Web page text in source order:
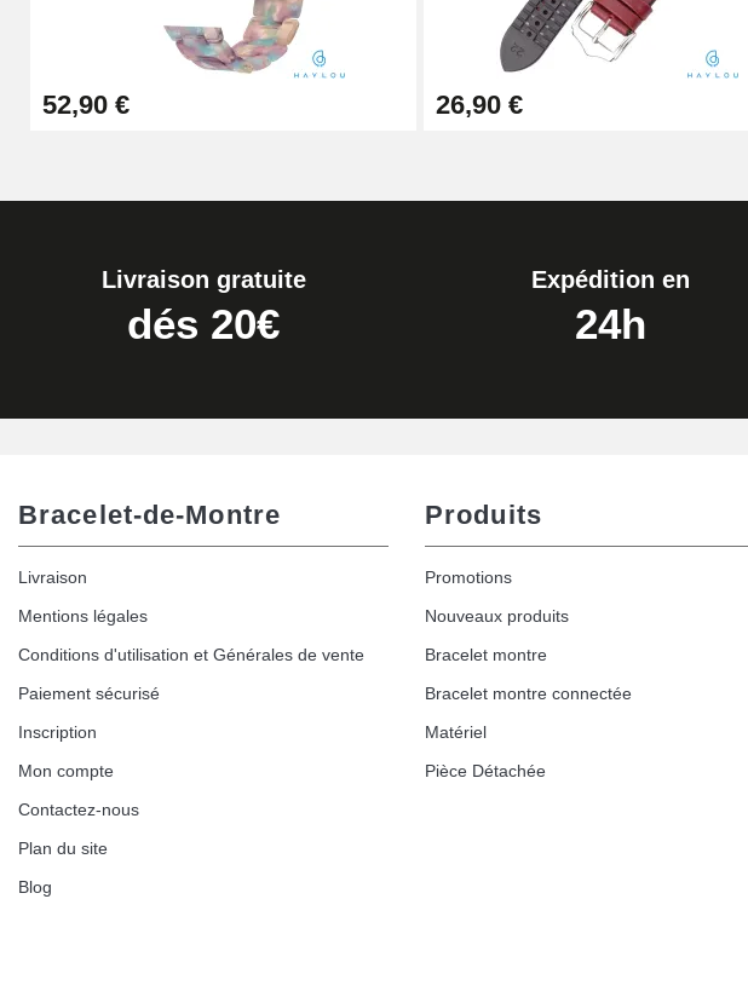
Extracteur de Bracelet de Montre Facile
52,90 € 26,90 €
Livraison gratuite
dés 20€
Expédition en
24h
Bracelet-de-Montre
Livraison
Mentions légales
Conditions d'utilisation et Générales de vente
Paiement sécurisé
Inscription
Mon compte
Contactez-nous
Plan du site
Blog
Produits
Promotions
Nouveaux produits
Bracelet montre
Bracelet montre connectée
Matériel
Pièce Détachée